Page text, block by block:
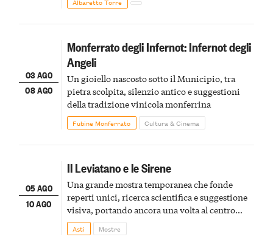
03 AGO
08 AGO
Monferrato degli Infernot: Infernot degli
Angeli
Un gioiello nascosto sotto il Municipio, tra
pietra scolpita, silenzio antico e suggestioni
della tradizione vinicola monferrina
Fubine Monferrato Cultura & Cinema
05 AGO
10 AGO
Il Leviatano e le Sirene
Una grande mostra temporanea che fonde
reperti unici, ricerca scientifica e suggestione
visiva, portando ancora una volta al centro
della scena le meraviglie del passato astigiano
Asti Mostre